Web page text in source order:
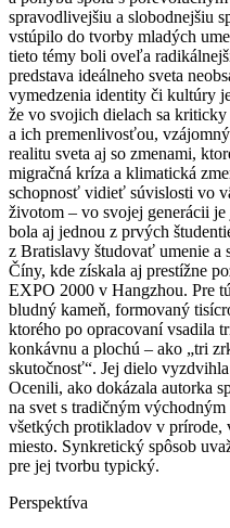
spravodlivejšiu a slobodnejšiu
vstúpilo do tvorby mladých
tieto témy boli oveľa
predstava ideálneho sveta
vymedzenia identity či kultúry
že vo svojich dielach sa
a ich premenlivosťou,
realitu sveta aj so zmenami,
migračná kríza a klimatická
schopnosť vidieť súvislosti vo
životom – vo svojej generácii
bola aj jednou z prvých
z Bratislavy študovať umenie a
Číny, kde získala aj prestížne
EXPO 2000 v Hangzhou. Pre
bludný kameň, formovaný
ktorého po opracovaní vsadila
konkávnu a plochú – ako „tri
skutočnosť“. Jej dielo
Ocenili, ako dokázala autorka
na svet s tradičným
všetkých protikladov v prírode,
miesto. Synkretický spôsob
pre jej tvorbu typický.
Perspektíva